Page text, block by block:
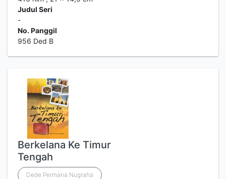
Judul Seri
-
No. Panggil
956 Ded B
Berkelana Ke Timur
Tengah
Dede Permana Nugraha